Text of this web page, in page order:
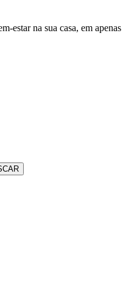
estar na sua casa, em apenas